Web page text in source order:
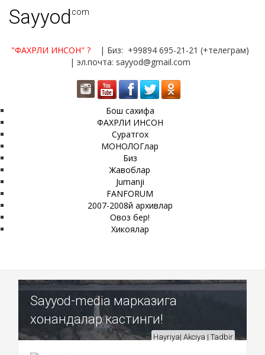
Sayyod.com
"ФАХРЛИ ИНСОН" ?
| Биз: +99894 695-21-21 (+телеграм)
| эл.почта: sayyod@gmail.com
Бош сахифа
ФАХРЛИ ИНСОН
Суратгох
МОНОЛОГлар
Биз
Жавоблар
Jumanji
FANFORUM
2007-2008й архивлар
Овоз бер!
Хикоялар
Sayyod-media марказига
хонандалар кастинги!
Hayriya| Akciya | Tadbir